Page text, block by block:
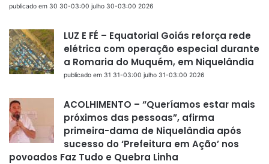
publicado em 30 30-03:00 julho 30-03:00 2026
LUZ E FÉ – Equatorial Goiás reforça rede
elétrica com operação especial durante
a Romaria do Muquém, em Niquelândia
publicado em 31 31-03:00 julho 31-03:00 2026
ACOLHIMENTO – “Queríamos estar mais
próximos das pessoas”, afirma
primeira-dama de Niquelândia após
sucesso do ‘Prefeitura em Ação’ nos
povoados Faz Tudo e Quebra Linha